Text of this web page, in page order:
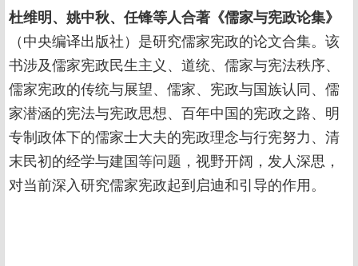
杜维明、姚中秋、任锋等人合著《儒家与宪政论集》
（中央编译出版社）是研究儒家宪政的论文合集。该
书涉及儒家宪政民生主义、道统、儒家与宪法秩序、
儒家宪政的传统与展望、儒家、宪政与国族认同、儒
家潜涵的宪法与宪政思想、百年中国的宪政之路、明
专制政体下的儒家士大夫的宪政理念与行宪努力、清
末民初的经学与建国等问题，视野开阔，发人深思，
对当前深入研究儒家宪政起到启迪和引导的作用。